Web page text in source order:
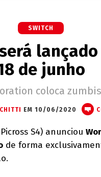
SWITCH
de junho
coloca
EM 10/06/2020
S4) anunciou
de forma